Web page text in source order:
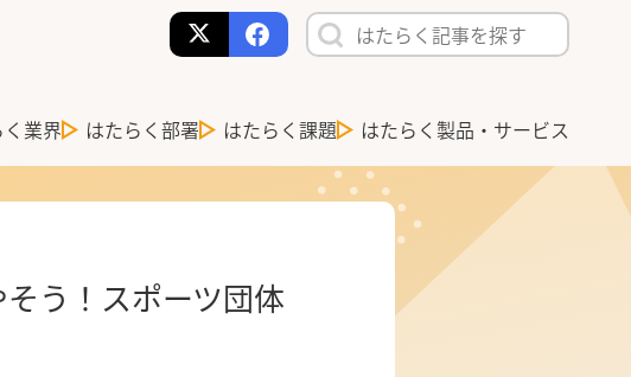
業界 はたらく部署 はたらく課題 はたらく製品・サービス
う！スポーツ団体